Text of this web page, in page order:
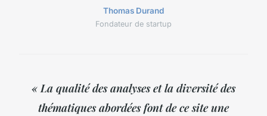
Thomas Durand
Fondateur de startup
« La qualité des analyses et la diversité des
thématiques abordées font de ce site une